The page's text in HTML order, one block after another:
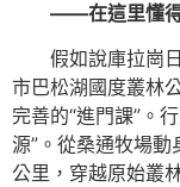
——在這里懂得
假如說庫拉崗
市巴松湖國度叢林
完善的“進門課”。
源”。從桑通牧場動
公里，穿越原始叢